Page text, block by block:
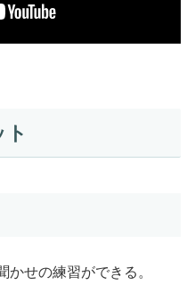
かせの練習ができる。